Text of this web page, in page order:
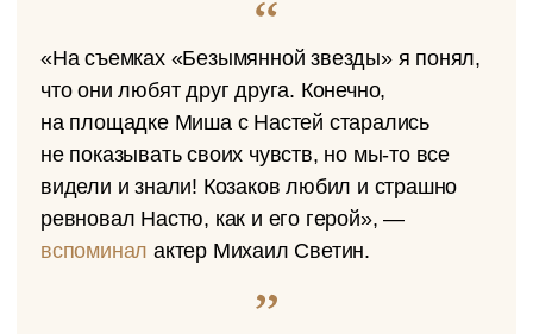
«На съемках «Безымянной звезды» я понял,
что они любят друг друга. Конечно,
на площадке Миша с Настей старались
не показывать своих чувств, но мы-то все
видели и знали! Козаков любил и страшно
ревновал Настю, как и его герой», —
вспоминал актер Михаил Светин.